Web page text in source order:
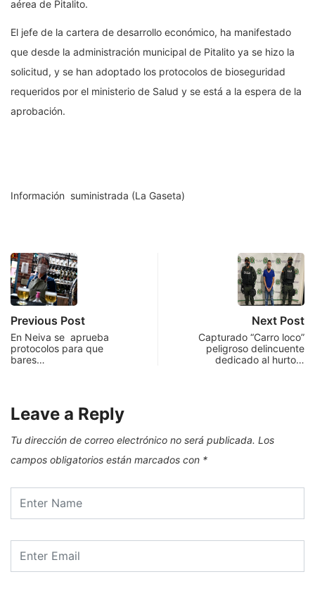
aérea de Pitalito.
El jefe de la cartera de desarrollo económico, ha manifestado
que desde la administración municipal de Pitalito ya se hizo la
solicitud, y se han adoptado los protocolos de bioseguridad
requeridos por el ministerio de Salud y se está a la espera de la
aprobación.
Información suministrada (La Gaseta)
Previous Post
En Neiva se aprueba
protocolos para que
bares…
Next Post
Capturado “Carro loco”
peligroso delincuente
dedicado al hurto…
Leave a Reply
Tu dirección de correo electrónico no será publicada. Los
campos obligatorios están marcados con *